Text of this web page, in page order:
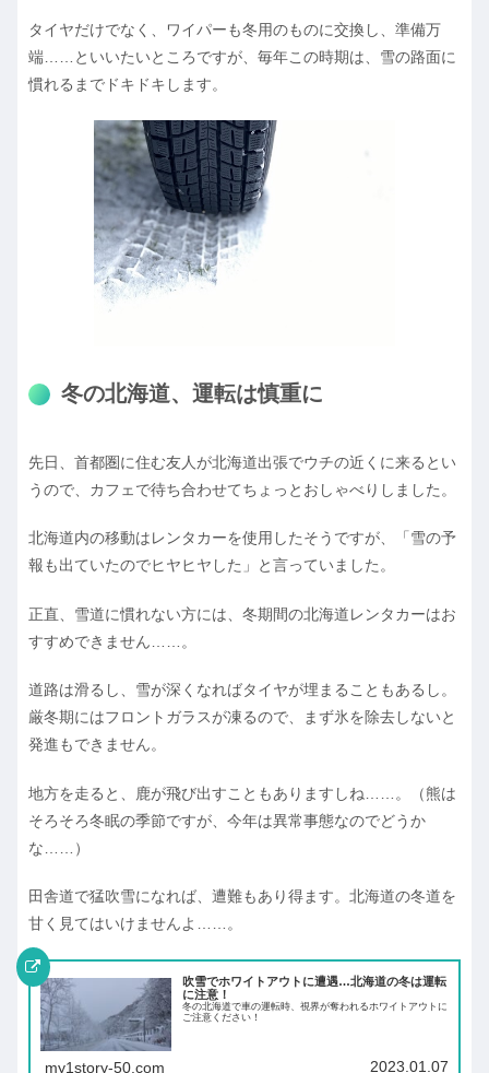
タイヤだけでなく、ワイパーも冬用のものに交換し、準備万
端……といいたいところですが、毎年この時期は、雪の路面に
慣れるまでドキドキします。
冬の北海道、運転は慎重に
先日、首都圏に住む友人が北海道出張でウチの近くに来るとい
うので、カフェで待ち合わせてちょっとおしゃべりしました。
北海道内の移動はレンタカーを使用したそうですが、「雪の予
報も出ていたのでヒヤヒヤした」と言っていました。
正直、雪道に慣れない方には、冬期間の北海道レンタカーはお
すすめできません……。
道路は滑るし、雪が深くなればタイヤが埋まることもあるし。
厳冬期にはフロントガラスが凍るので、まず氷を除去しないと
発進もできません。
地方を走ると、鹿が飛び出すこともありますしね……。（熊は
そろそろ冬眠の季節ですが、今年は異常事態なのでどうか
な……）
田舎道で猛吹雪になれば、遭難もあり得ます。北海道の冬道を
甘く見てはいけませんよ……。
吹雪でホワイトアウトに遭遇…北海道の冬は運転
に注意！
冬の北海道で車の運転時、視界が奪われるホワイトアウトに
ご注意ください！
my1story-50.com 2023.01.07